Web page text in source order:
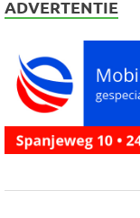
ADVERTENTIE